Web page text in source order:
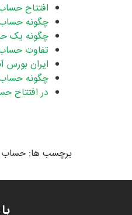
افتتاح
چگونه حساب
چگونه یک
تفاوت
ایران بورس
چگونه
در افتتاح
برچسب ها: